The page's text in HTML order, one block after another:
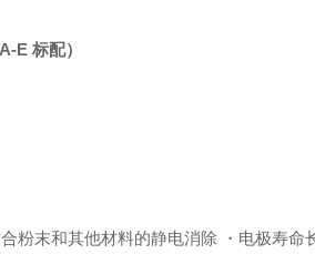
E 标配）
粉末和其他材料的静电消除 ・电极寿命